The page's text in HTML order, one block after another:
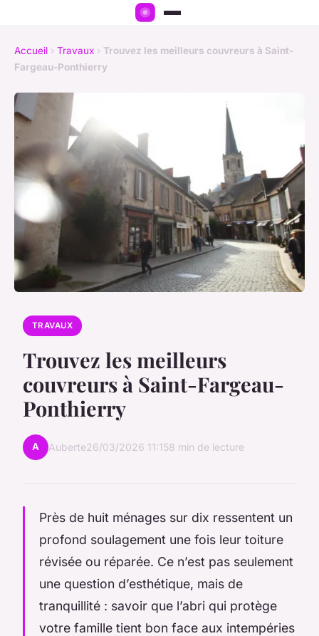
Accueil › Travaux › Trouvez les meilleurs couvreurs à Saint-
Fargeau-Ponthierry
TRAVAUX
Trouvez les meilleurs
couvreurs à Saint-Fargeau-
Ponthierry
A Auberte26/03/2026 11:158 min de lecture
Près de huit ménages sur dix ressentent un
profond soulagement une fois leur toiture
révisée ou réparée. Ce n’est pas seulement
une question d’esthétique, mais de
tranquillité : savoir que l’abri qui protège
votre famille tient bon face aux intempéries